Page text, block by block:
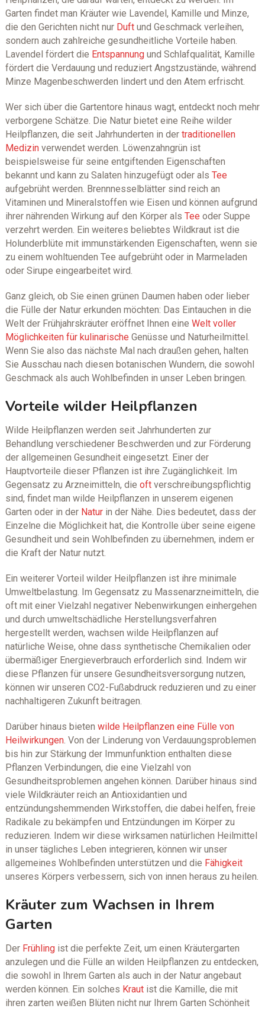
Garten findet man Kräuter wie Lavendel, Kamille und Minze,
die den Gerichten nicht nur Duftund Geschmack verleihen,
sondern auch zahlreiche gesundheitliche Vorteile haben.
Lavendel fördert die Entspannungund Schlafqualität, Kamille
fördert die Verdauung und reduziert Angstzustände, während
Minze Magenbeschwerden lindert und den Atem erfrischt.
Wer sich über die Gartentore hinaus wagt, entdeckt noch mehr
verborgene Schätze. Die Natur bietet eine Reihe wilder
Heilpflanzen, die seit Jahrhunderten in der traditionellen
Medizinverwendet werden. Löwenzahngrün ist
beispielsweise für seine entgiftenden Eigenschaften
bekannt und kann zu Salaten hinzugefügt oder als Tee
aufgebrüht werden. Brennnesselblätter sind reich an
Vitaminen und Mineralstoffen wie Eisen und können aufgrund
ihrer nährenden Wirkung auf den Körper als Tee oder Suppe
verzehrt werden. Ein weiteres beliebtes Wildkraut ist die
Holunderblüte mit immunstärkenden Eigenschaften, wenn sie
zu einem wohltuenden Tee aufgebrüht oder in Marmeladen
oder Sirupe eingearbeitet wird.
Ganz gleich, ob Sie einen grünen Daumen haben oder lieber
die Fülle der Natur erkunden möchten: Das Eintauchen in die
Welt der Frühjahrskräuter eröffnet Ihnen eine Welt voller
Möglichkeiten für kulinarische Genüsse und Naturheilmittel.
Wenn Sie also das nächste Mal nach draußen gehen, halten
Sie Ausschau nach diesen botanischen Wundern, die sowohl
Geschmack als auch Wohlbefinden in unser Leben bringen.
Vorteile wilder Heilpflanzen
Wilde Heilpflanzen werden seit Jahrhunderten zur
Behandlung verschiedener Beschwerden und zur Förderung
der allgemeinen Gesundheit eingesetzt. Einer der
Hauptvorteile dieser Pflanzen ist ihre Zugänglichkeit. Im
Gegensatz zu Arzneimitteln, die oftverschreibungspflichtig
sind, findet man wilde Heilpflanzen in unserem eigenen
Garten oder in der Naturin der Nähe. Dies bedeutet, dass der
Einzelne die Möglichkeit hat, die Kontrolle über seine eigene
Gesundheit und sein Wohlbefinden zu übernehmen, indem er
die Kraft der Natur nutzt.
Ein weiterer Vorteil wilder Heilpflanzen ist ihre minimale
Umweltbelastung. Im Gegensatz zu Massenarzneimitteln, die
oft mit einer Vielzahl negativer Nebenwirkungen einhergehen
und durch umweltschädliche Herstellungsverfahren
hergestellt werden, wachsen wilde Heilpflanzen auf
natürliche Weise, ohne dass synthetische Chemikalien oder
übermäßiger Energieverbrauch erforderlich sind. Indem wir
diese Pflanzen für unsere Gesundheitsversorgung nutzen,
können wir unseren CO2-Fußabdruck reduzieren und zu einer
nachhaltigeren Zukunft beitragen.
Darüber hinaus bieten wilde Heilpflanzen eine Fülle von
Heilwirkungen. Von der Linderung von Verdauungsproblemen
bis hin zur Stärkung der Immunfunktion enthalten diese
Pflanzen Verbindungen, die eine Vielzahl von
Gesundheitsproblemen angehen können. Darüber hinaus sind
viele Wildkräuter reich an Antioxidantien und
entzündungshemmenden Wirkstoffen, die dabei helfen, freie
Radikale zu bekämpfen und Entzündungen im Körper zu
reduzieren. Indem wir diese wirksamen natürlichen Heilmittel
in unser tägliches Leben integrieren, können wir unser
allgemeines Wohlbefinden unterstützen und die Fähigkeit
unseres Körpers verbessern, sich von innen heraus zu heilen.
Kräuter zum Wachsen in Ihrem
Garten
Der Frühlingist die perfekte Zeit, um einen Kräutergarten
anzulegen und die Fülle an wilden Heilpflanzen zu entdecken,
die sowohl in Ihrem Garten als auch in der Natur angebaut
werden können. Ein solches Krautist die Kamille, die mit
ihren zarten weißen Blüten nicht nur Ihrem Garten Schönheit